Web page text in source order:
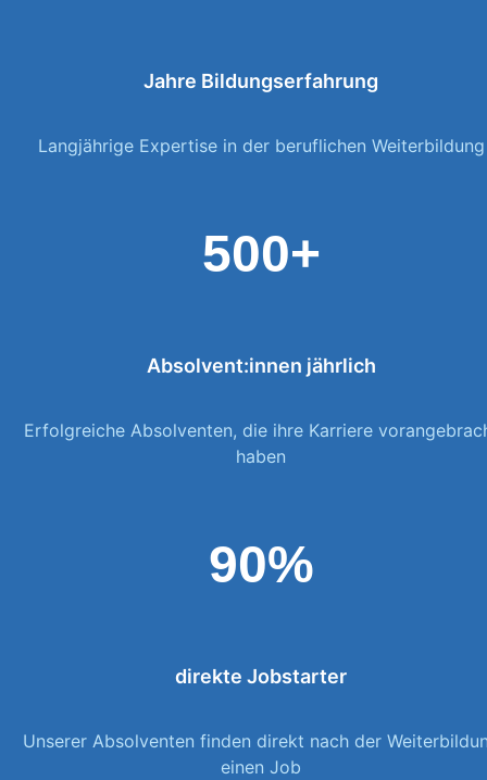
Jahre Bildungserfahrung
Langjährige Expertise in der beruflichen Weiterbildung
500+
Absolvent:innen jährlich
Erfolgreiche Absolventen, die ihre Karriere
haben
90%
direkte Jobstarter
Unserer Absolventen finden direkt nach der
einen Job